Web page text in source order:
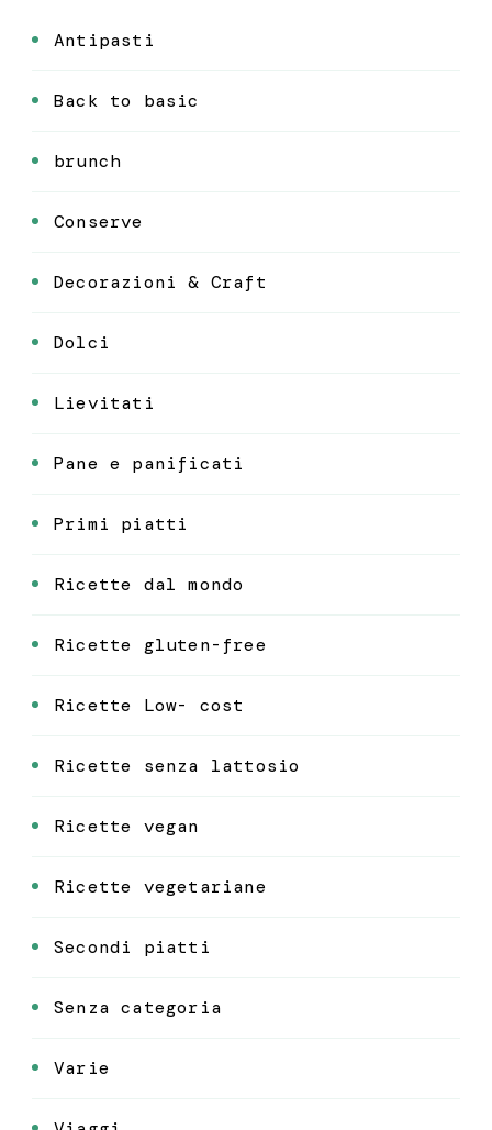
Antipasti
Back to basic
brunch
Conserve
Decorazioni & Craft
Dolci
Lievitati
Pane e panificati
Primi piatti
Ricette dal mondo
Ricette gluten-free
Ricette Low- cost
Ricette senza lattosio
Ricette vegan
Ricette vegetariane
Secondi piatti
Senza categoria
Varie